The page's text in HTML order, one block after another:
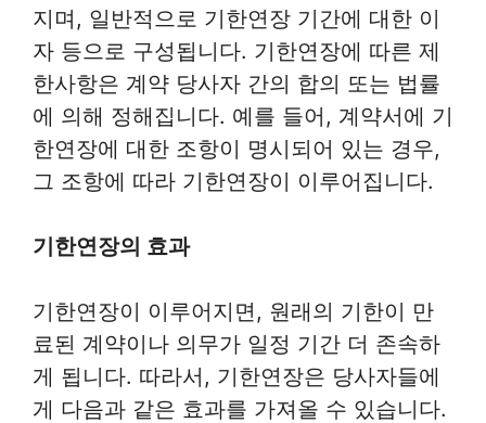
지며, 일반적으로 기한연장 기간에 대한 이
자 등으로 구성됩니다. 기한연장에 따른 제
한사항은 계약 당사자 간의 합의 또는 법률
에 의해 정해집니다. 예를 들어, 계약서에 기
한연장에 대한 조항이 명시되어 있는 경우,
그 조항에 따라 기한연장이 이루어집니다.
기한연장의 효과
기한연장이 이루어지면, 원래의 기한이 만
료된 계약이나 의무가 일정 기간 더 존속하
게 됩니다. 따라서, 기한연장은 당사자들에
게 다음과 같은 효과를 가져올 수 있습니다.